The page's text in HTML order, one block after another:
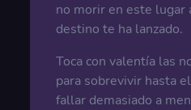
no morir en este lugar
destino te ha lanzado.
Toca con valentía las
para sobrevivir hasta
fallar demasiado a